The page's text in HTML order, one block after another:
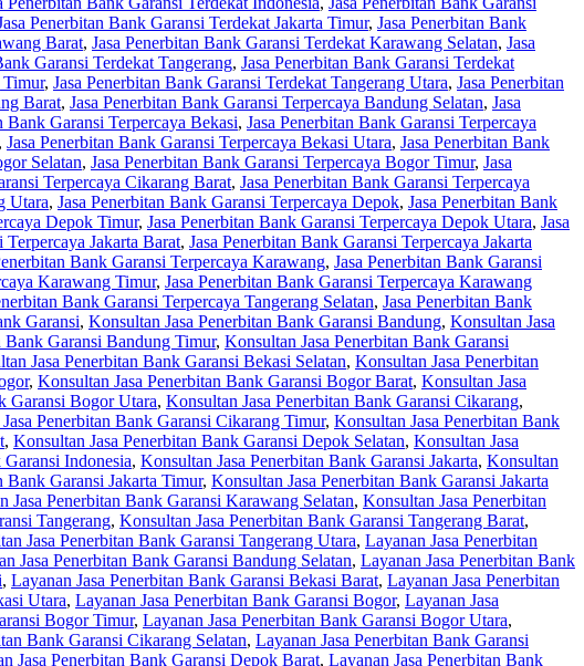
Penerbitan Bank Garansi Terdekat Jakarta Timur, Jasa Penerbitan Bank
Barat, Jasa Penerbitan Bank Garansi Terdekat Karawang Selatan, Jasa
Garansi Terdekat Tangerang, Jasa Penerbitan Bank Garansi Terdekat
Timur, Jasa Penerbitan Bank Garansi Terdekat Tangerang Utara, Jasa Penerbitan
Barat, Jasa Penerbitan Bank Garansi Terpercaya Bandung Selatan, Jasa
Bank Garansi Terpercaya Bekasi, Jasa Penerbitan Bank Garansi Terpercaya
Jasa Penerbitan Bank Garansi Terpercaya Bekasi Utara, Jasa Penerbitan Bank
Selatan, Jasa Penerbitan Bank Garansi Terpercaya Bogor Timur, Jasa
Terpercaya Cikarang Barat, Jasa Penerbitan Bank Garansi Terpercaya
Utara, Jasa Penerbitan Bank Garansi Terpercaya Depok, Jasa Penerbitan Bank
Depok Timur, Jasa Penerbitan Bank Garansi Terpercaya Depok Utara, Jasa
Terpercaya Jakarta Barat, Jasa Penerbitan Bank Garansi Terpercaya Jakarta
Bank Garansi Terpercaya Karawang, Jasa Penerbitan Bank Garansi
Karawang Timur, Jasa Penerbitan Bank Garansi Terpercaya Karawang
Bank Garansi Terpercaya Tangerang Selatan, Jasa Penerbitan Bank
Garansi, Konsultan Jasa Penerbitan Bank Garansi Bandung, Konsultan Jasa
Bank Garansi Bandung Timur, Konsultan Jasa Penerbitan Bank Garansi
Jasa Penerbitan Bank Garansi Bekasi Selatan, Konsultan Jasa Penerbitan
, Konsultan Jasa Penerbitan Bank Garansi Bogor Barat, Konsultan Jasa
Garansi Bogor Utara, Konsultan Jasa Penerbitan Bank Garansi Cikarang,
Penerbitan Bank Garansi Cikarang Timur, Konsultan Jasa Penerbitan Bank
, Konsultan Jasa Penerbitan Bank Garansi Depok Selatan, Konsultan Jasa
Indonesia, Konsultan Jasa Penerbitan Bank Garansi Jakarta, Konsultan
Bank Garansi Jakarta Timur, Konsultan Jasa Penerbitan Bank Garansi Jakarta
Jasa Penerbitan Bank Garansi Karawang Selatan, Konsultan Jasa Penerbitan
Tangerang, Konsultan Jasa Penerbitan Bank Garansi Tangerang Barat,
Jasa Penerbitan Bank Garansi Tangerang Utara, Layanan Jasa Penerbitan
Jasa Penerbitan Bank Garansi Bandung Selatan, Layanan Jasa Penerbitan Bank
, Layanan Jasa Penerbitan Bank Garansi Bekasi Barat, Layanan Jasa Penerbitan
Utara, Layanan Jasa Penerbitan Bank Garansi Bogor, Layanan Jasa
Bogor Timur, Layanan Jasa Penerbitan Bank Garansi Bogor Utara,
Bank Garansi Cikarang Selatan, Layanan Jasa Penerbitan Bank Garansi
Jasa Penerbitan Bank Garansi Depok Barat, Layanan Jasa Penerbitan Bank